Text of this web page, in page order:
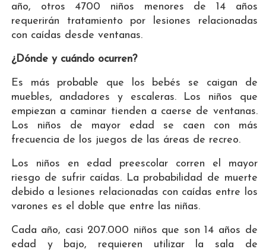
año, otros 4700 niños menores de 14 años
requerirán tratamiento por lesiones relacionadas
con caídas desde ventanas.
¿Dónde y cuándo ocurren?
Es más probable que los bebés se caigan de
muebles, andadores y escaleras. Los niños que
empiezan a caminar tienden a caerse de ventanas.
Los niños de mayor edad se caen con más
frecuencia de los juegos de las áreas de recreo.
Los niños en edad preescolar corren el mayor
riesgo de sufrir caídas. La probabilidad de muerte
debido a lesiones relacionadas con caídas entre los
varones es el doble que entre las niñas.
Cada año, casi 207.000 niños que son 14 años de
edad y bajo, requieren utilizar la sala de